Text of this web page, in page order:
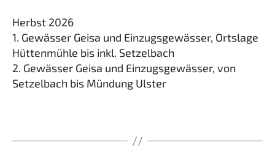
Herbst 2026
1. Gewässer Geisa und Einzugsgewässer, Ortslage
Hüttenmühle bis inkl. Setzelbach
2. Gewässer Geisa und Einzugsgewässer, von
Setzelbach bis Mündung Ulster